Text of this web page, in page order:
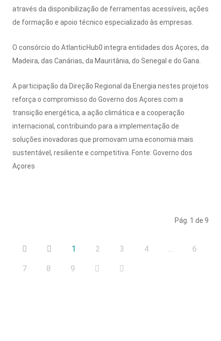
através da disponibilização de ferramentas acessíveis, ações
de formação e apoio técnico especializado às empresas.
O consórcio do AtlanticHub0 integra entidades dos Açores, da
Madeira, das Canárias, da Mauritânia, do Senegal e do Gana.
A participação da Direção Regional da Energia nestes projetos
reforça o compromisso do Governo dos Açores com a
transição energética, a ação climática e a cooperação
internacional, contribuindo para a implementação de
soluções inovadoras que promovam uma economia mais
sustentável, resiliente e competitiva. Fonte: Governo dos
Açores
Pág. 1 de 9
1 2 3 4 ... 6
7 8 9